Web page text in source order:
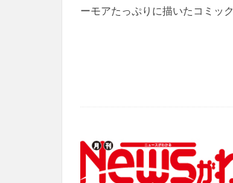
ーモアたっぷりに描いたコミッ